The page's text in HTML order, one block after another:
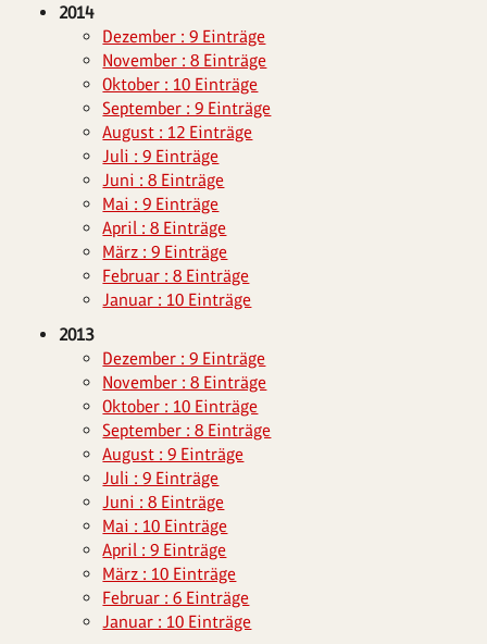
2014
Dezember : 9 Einträge
November : 8 Einträge
Oktober : 10 Einträge
September : 9 Einträge
August : 12 Einträge
Juli : 9 Einträge
Juni : 8 Einträge
Mai : 9 Einträge
April : 8 Einträge
März : 9 Einträge
Februar : 8 Einträge
Januar : 10 Einträge
2013
Dezember : 9 Einträge
November : 8 Einträge
Oktober : 10 Einträge
September : 8 Einträge
August : 9 Einträge
Juli : 9 Einträge
Juni : 8 Einträge
Mai : 10 Einträge
April : 9 Einträge
März : 10 Einträge
Februar : 6 Einträge
Januar : 10 Einträge